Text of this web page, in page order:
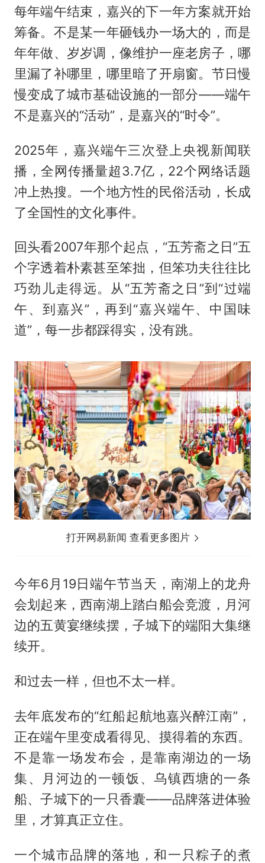
每年端午结束，嘉兴的下一年方案就开始
筹备。不是某一年砸钱办一场大的，而是
年年做、岁岁调，像维护一座老房子，哪
里漏了补哪里，哪里暗了开扇窗。节日慢
慢变成了城市基础设施的一部分——端午
不是嘉兴的“活动”，是嘉兴的“时令”。
2025年，嘉兴端午三次登上央视新闻联
播，全网传播量超3.7亿，22个网络话题
冲上热搜。一个地方性的民俗活动，长成
了全国性的文化事件。
回头看2007年那个起点，“五芳斋之日”五
个字透着朴素甚至笨拙，但笨功夫往往比
巧劲儿走得远。从“五芳斋之日”到“过端
午、到嘉兴”，再到“嘉兴端午、中国味
道”，每一步都踩得实，没有跳。
打开网易新闻 查看更多图片
今年6月19日端午节当天，南湖上的龙舟
会划起来，西南湖上踏白船会竞渡，月河
边的五黄宴继续摆，子城下的端阳大集继
续开。
和过去一样，但也不太一样。
去年底发布的“红船起航地嘉兴醉江南”，
正在端午里变成看得见、摸得着的东西。
不是靠一场发布会，是靠南湖边的一场
集、月河边的一顿饭、乌镇西塘的一条
船、子城下的一只香囊——品牌落进体验
里，才算真正立住。
一个城市品牌的落地，和一只粽子的煮